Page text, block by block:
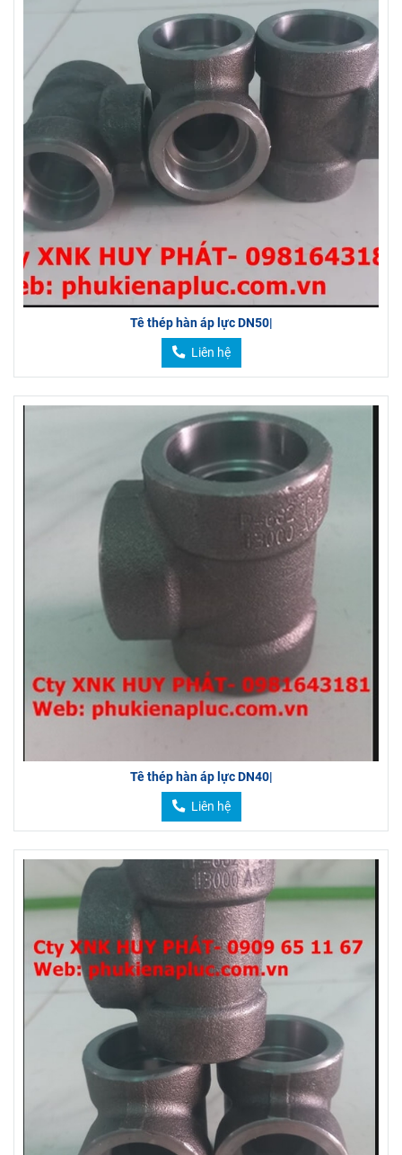
Tê thép hàn áp lực DN50|
Liên hệ
Tê thép hàn áp lực DN40|
Liên hệ